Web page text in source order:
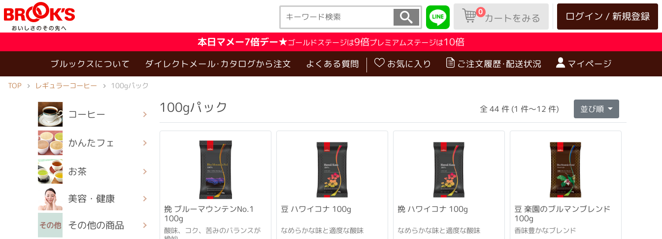
ログイン / 新規登録
0カートをみる
本日マメー7倍デー★ゴールドステージは9倍プレミアムステージは10倍
ブルックスについて ダイレクトメール･カタログから注文 よくある質問 お気に入り ご注文履歴･配送状況 マイページ
TOP レギュラーコーヒー 100gパック
コーヒー
かんたフェ
お茶
美容・健康
その他の商品
100gパック 全 44 件 (1 件～12 件) 並び順
挽 ブルーマウンテンNo.1
100g
酸味、コク、苦みのバランスが
豆 ハワイコナ 100g
なめらかな味と適度な酸味
挽 ハワイコナ 100g
なめらかな味と適度な酸味
豆 楽園のブルマンブレンド
100g
香味豊かなブレンド